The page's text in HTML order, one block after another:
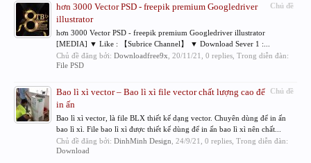
Chủ đề
hơn 3000 Vector PSD - freepik premium Googledriver
illustrator
hơn 3000 Vector PSD - freepik premium Googledriver illustrator
[MEDIA] ▼ Like : 【Subrice Channel】 ▼ Download Sever 1 :...
Chủ đề đăng bởi: Downloadfree9x 20/11/21
, 0 replies, Trong diễn đàn:
File PSD
Chủ đề
Bao lì xì vector – Bao lì xì file vector chất lượng cao để
in ấn
Bao lì xì vector, là file BLX thiết kế dạng vector. Chuyên dùng để in ấn
bao lì xì. File bao lì xì được thiết kế dùng để in ấn bao lì xì nên chất...
Chủ đề đăng bởi: DinhMinh Design 24/9/21
, 0 replies, Trong diễn đàn:
Download